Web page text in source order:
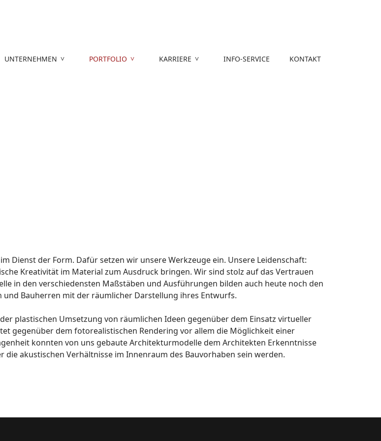
UNTERNEHMEN PORTFOLIO KARRIERE INFO-SERVICE KONTAKT
Dienst der Form. Dafür setzen wir unsere Werkzeuge ein. Unsere Leidenschaft:
Kreativität im Material zum Ausdruck bringen. Wir sind stolz auf das Vertrauen
in den verschiedensten Maßstäben und Ausführungen bilden auch heute noch den
Bauherren mit der räumlicher Darstellung ihres Entwurfs.
plastischen Umsetzung von räumlichen Ideen gegenüber dem Einsatz virtueller
gegenüber dem fotorealistischen Rendering vor allem die Möglichkeit einer
konnten von uns gebaute Architekturmodelle dem Architekten Erkenntnisse
akustischen Verhältnisse im Innenraum des Bauvorhaben sein werden.